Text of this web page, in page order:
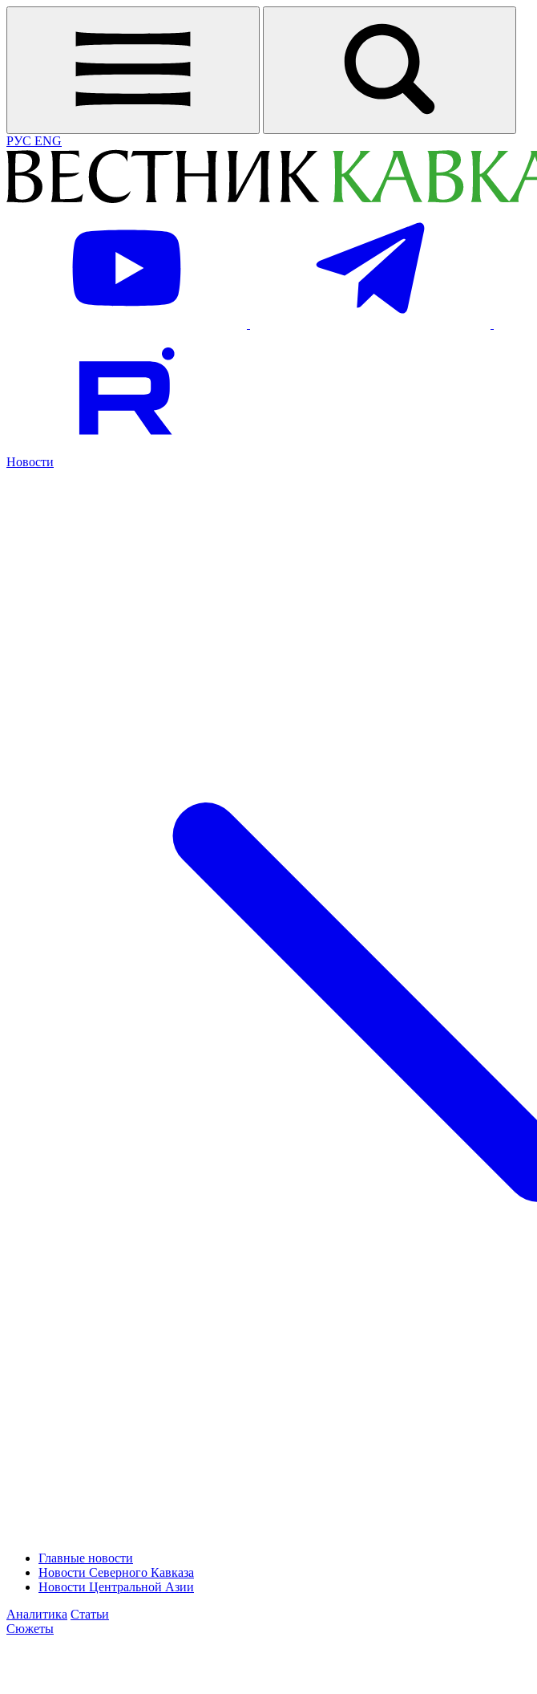
РУС ENG
Новости
Главные новости
Новости Северного Кавказа
Новости Центральной Азии
Аналитика Статьи
Сюжеты